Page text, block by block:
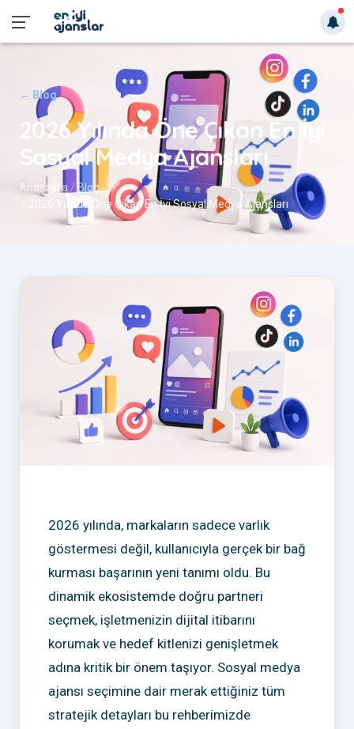
← Blog
2026 Yılında Öne Çıkan En İyi
Sosyal Medya Ajansları
Anasayfa
Blog
2026 Yılında Öne Çıkan En İyi Sosyal Medya Ajansları
2026 yılında, markaların sadece varlık
göstermesi değil, kullanıcıyla gerçek bir bağ
kurması başarının yeni tanımı oldu. Bu
dinamik ekosistemde doğru partneri
seçmek, işletmenizin dijital itibarını
korumak ve hedef kitlenizi genişletmek
adına kritik bir önem taşıyor. Sosyal medya
ajansı seçimine dair merak ettiğiniz tüm
stratejik detayları bu rehberimizde